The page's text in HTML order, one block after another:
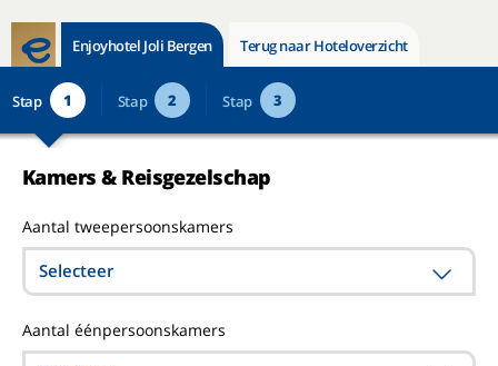
Enjoyhotel Joli Bergen Terug naar Hoteloverzicht
Stap 1 Stap 2 Stap 3
Kamers & Reisgezelschap
Aantal tweepersoonskamers
Selecteer
Aantal éénpersoonskamers